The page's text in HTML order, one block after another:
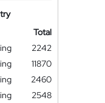
Total
2242
11870
2460
2548